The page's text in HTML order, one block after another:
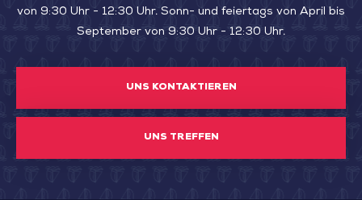
von 9:30 Uhr - 12:30 Uhr. Sonn- und feiertags von April bis
September von 9:30 Uhr - 12:30 Uhr.
UNS KONTAKTIEREN
UNS TREFFEN